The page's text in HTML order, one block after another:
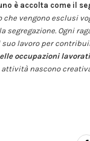
è accolta come il
che vengono esclusi
segregazione. Ogni
lavoro per
occupazioni
nascono